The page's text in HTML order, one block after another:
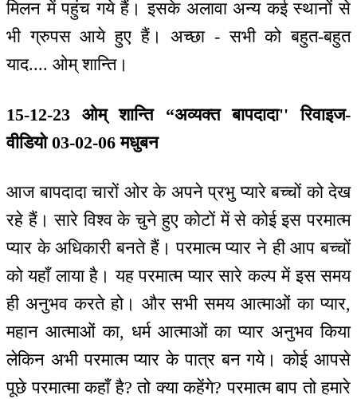
मिलन में पहुंच गये हैं। इसके अलावा अन्य कई स्थानों से
भी ग्रुपस आये हुए हैं। अच्छा - सभी को बहुत-बहुत
याद.... ओम् शान्ति।
15-12-23 ओम् शान्ति “अव्यक्त बापदादा'' रिवाइज-
वीडियो 03-02-06 मधुबन
आज बापदादा चारों ओर के अपने प्रभु प्यारे बच्चों को देख
रहे हैं। सारे विश्व के चुने हुए कोटों में से कोई इस परमात्म
प्यार के अधिकारी बनते हैं। परमात्म प्यार ने ही आप बच्चों
को यहाँ लाया है। यह परमात्म प्यार सारे कल्प में इस समय
ही अनुभव करते हो। और सभी समय आत्माओं का प्यार,
महान आत्माओं का, धर्म आत्माओं का प्यार अनुभव किया
लेकिन अभी परमात्म प्यार के पात्र बन गये। कोई आपसे
पूछे परमात्मा कहाँ है? तो क्या कहेंगे? परमात्म बाप तो हमारे